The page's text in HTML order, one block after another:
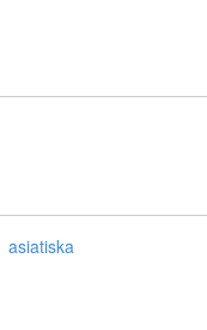
asiatiska